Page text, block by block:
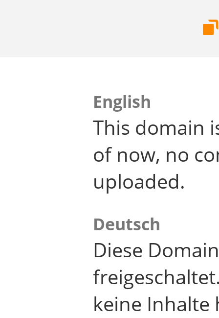
English
This domain
of now, no
uploaded.
Deutsch
Diese
keine Inhalte